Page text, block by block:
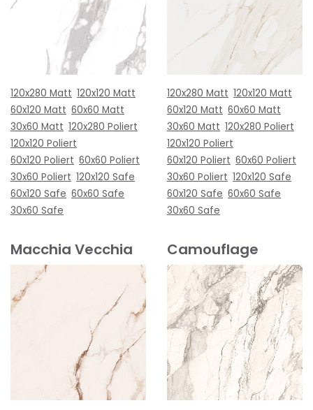
120x280 Matt 120x120 Matt
60x120 Matt 60x60 Matt
30x60 Matt 120x280 Poliert
120x120 Poliert
60x120 Poliert 60x60 Poliert
30x60 Poliert 120x120 Safe
60x120 Safe 60x60 Safe
30x60 Safe
120x280 Matt 120x120 Matt
60x120 Matt 60x60 Matt
30x60 Matt 120x280 Poliert
120x120 Poliert
60x120 Poliert 60x60 Poliert
30x60 Poliert 120x120 Safe
60x120 Safe 60x60 Safe
30x60 Safe
Macchia Vecchia Camouflage